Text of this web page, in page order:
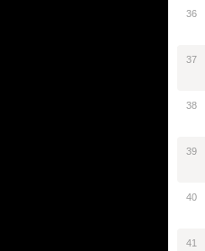
36
37
38
39
40
41